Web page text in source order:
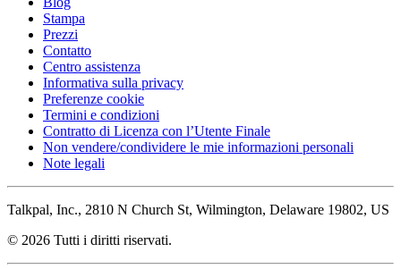
Stampa
Prezzi
Contatto
Centro assistenza
Informativa sulla privacy
Preferenze cookie
Termini e condizioni
Contratto di Licenza con l’Utente Finale
Non vendere/condividere le mie informazioni personali
Note legali
Talkpal, Inc., 2810 N Church St, Wilmington, Delaware 19802, US
© 2026 Tutti i diritti riservati.